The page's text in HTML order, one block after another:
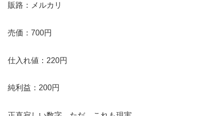
販路：メルカリ
売価：700円
仕入れ値：220円
純利益：200円